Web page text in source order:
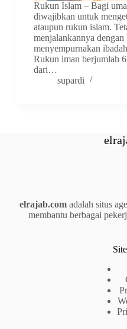
Rukun Islam – Bagi
diwajibkan untuk
ataupun rukun islam.
menjalankannya dengan
menyempurnakan
Rukun iman berjumlah
dari…
supardi
elrajab.com adalah situs
membantu berbagai